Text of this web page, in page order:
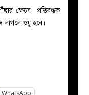
ক্ষেত্রে প্রতিবন্ধক
লাগলে ওযু হবে।
WhatsApp